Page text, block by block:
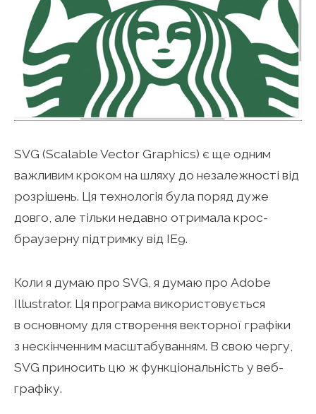
SVG (Scalable Vector Graphics) є ще одним
важливим кроком на шляху до незалежності від
розрішень. Ця технологія була поряд дуже
довго, але тільки недавно отримала крос-
браузерну підтримку від ІЕ9.
Коли я думаю про SVG, я думаю про Adobe
Illustrator. Ця програма використовується
в основному для створення векторної графіки
з нескінченним масштабуванням. В свою чергу,
SVG приносить цю ж функціональність у веб-
графіку.